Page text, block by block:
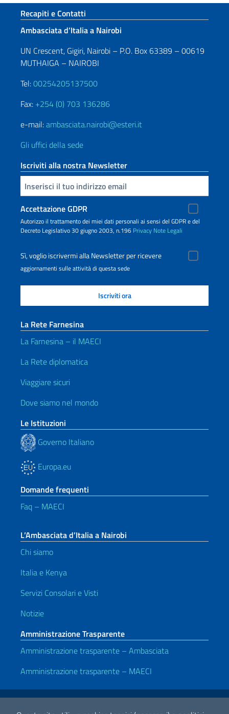
Sezione footer
Recapiti e Contatti
Ambasciata d’Italia a Nairobi
UN Crescent, Gigiri, Nairobi – P.O. Box 63389 – 00619
MUTHAIGA – NAIROBI
Tel:00254205137500
Fax: +254 (0) 703 136286
e-mail:ambasciata.nairobi@esteri.it
Gli uffici della sede
Iscriviti alla nostra Newsletter
Inserisci la tua email
Accettazione GDPR
Autorizzo il trattamento dei miei dati personali ai sensi del GDPR e del
Decreto Legislativo 30 giugno 2003, n.196 Privacy Note Legali
Sì, voglio iscrivermi alla Newsletter per ricevere
aggiornamenti sulle attività di questa sede
La Rete Farnesina
La Farnesina – il MAECI
La Rete diplomatica
Viaggiare sicuri
Dove siamo nel mondo
Le Istituzioni
Governo Italiano
Europa.eu
Domande frequenti
Faq – MAECI
L’Ambasciata d’Italia a Nairobi
Chi siamo
Italia e Kenya
Servizi Consolari e Visti
Notizie
Amministrazione Trasparente
Amministrazione trasparente – Ambasciata
Amministrazione trasparente – MAECI
Link Utili